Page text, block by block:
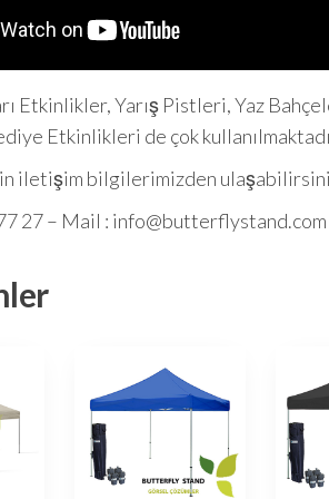
Etkinlikler, Yarış Pistleri, Yaz
Etkinlikleri de çok
iletişim bilgilerimizden
27 – Mail : info@butterflystand.com